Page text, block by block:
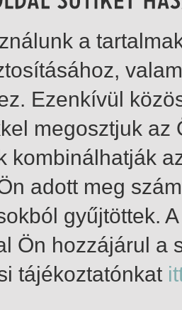
a
Ezenkívül
megosztjuk
kombinálhatják
adott meg
gyűjtöttek.
Ön hozzájárul a
tájékoztatónkat